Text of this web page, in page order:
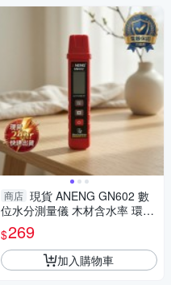
商店 現貨 ANENG GN602 數
位水分測量儀 木材含水率 環境
濕度 最大最小值 自動關機款 1
0-6
$269
加入購物車